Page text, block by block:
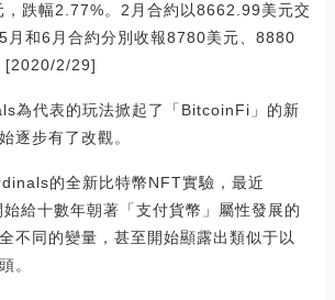
，跌幅2.77%。2月合約以8662.99美元交
月和6月合約分別收報8780美元、8880
[2020/2/29]
為代表的玩法掀起了「BitcoinFi」的新
逐步有了改觀。
的全新比特幣NFT實驗，最近
給十數年朝著「支付貨幣」屬性發展的
不同的變量，甚至開始顯露出類似于以
。